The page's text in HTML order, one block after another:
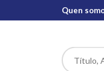
Quen